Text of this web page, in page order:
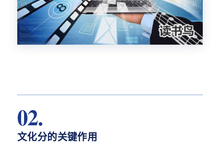
02.
文化分的关键作用